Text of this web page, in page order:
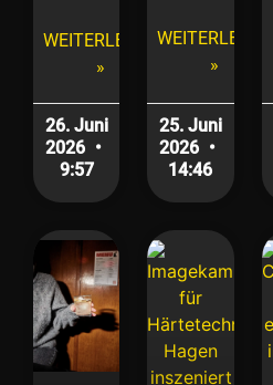
WEITERLESEN
»
26. Juni
2026
9:57
WEITERLESEN
»
25. Juni
2026
14:46